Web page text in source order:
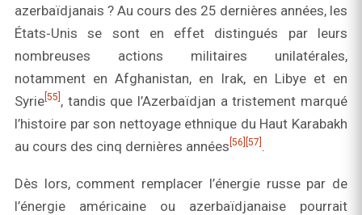
azerbaïdjanais ? Au cours des 25 dernières années, les
États‑Unis se sont en effet distingués par leurs
nombreuses actions militaires unilatérales,
notamment en Afghanistan, en Irak, en Libye et en
Syrie [55] , tandis que l’Azerbaïdjan a tristement marqué
l’histoire par son nettoyage ethnique du Haut Karabakh
au cours des cinq dernières années [56] [57] .
Dès lors, comment remplacer l’énergie russe par de
l’énergie américaine ou azerbaïdjanaise pourrait